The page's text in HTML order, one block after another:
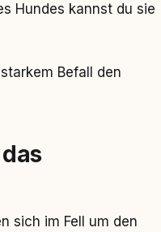
Hundes kannst du sie
Befall den
sich im Fell um den